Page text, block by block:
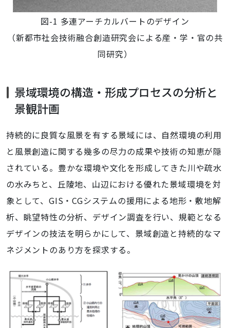
図-1 多連アーチカルバートのデザイン
（新都市社会技術融合創造研究会による産・学・官の共
同研究）
景域環境の構造・形成プロセスの分析と
景観計画
持続的に良質な風景を有する景域には、自然環境の利用
と風景創造に関する幾多の尽力の成果や技術の知恵が隠
されている。豊かな環境や文化を形成してきた川や疏水
の水みちと、丘陵地、山辺における優れた景域環境を対
象として、GIS・CGシステムの援用による地形・敷地解
析、眺望特性の分析、デザイン調査を行い、規範となる
デザインの技法を明らかにして、景域創造と持続的なマ
ネジメントのあり方を探求する。